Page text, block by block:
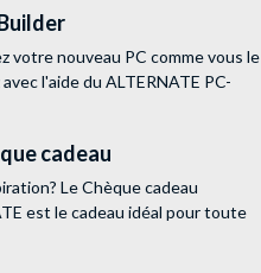
votre nouveau PC comme vous le
l'aide du ALTERNATE PC-
cadeau
Le Chèque cadeau
est le cadeau idéal pour toute